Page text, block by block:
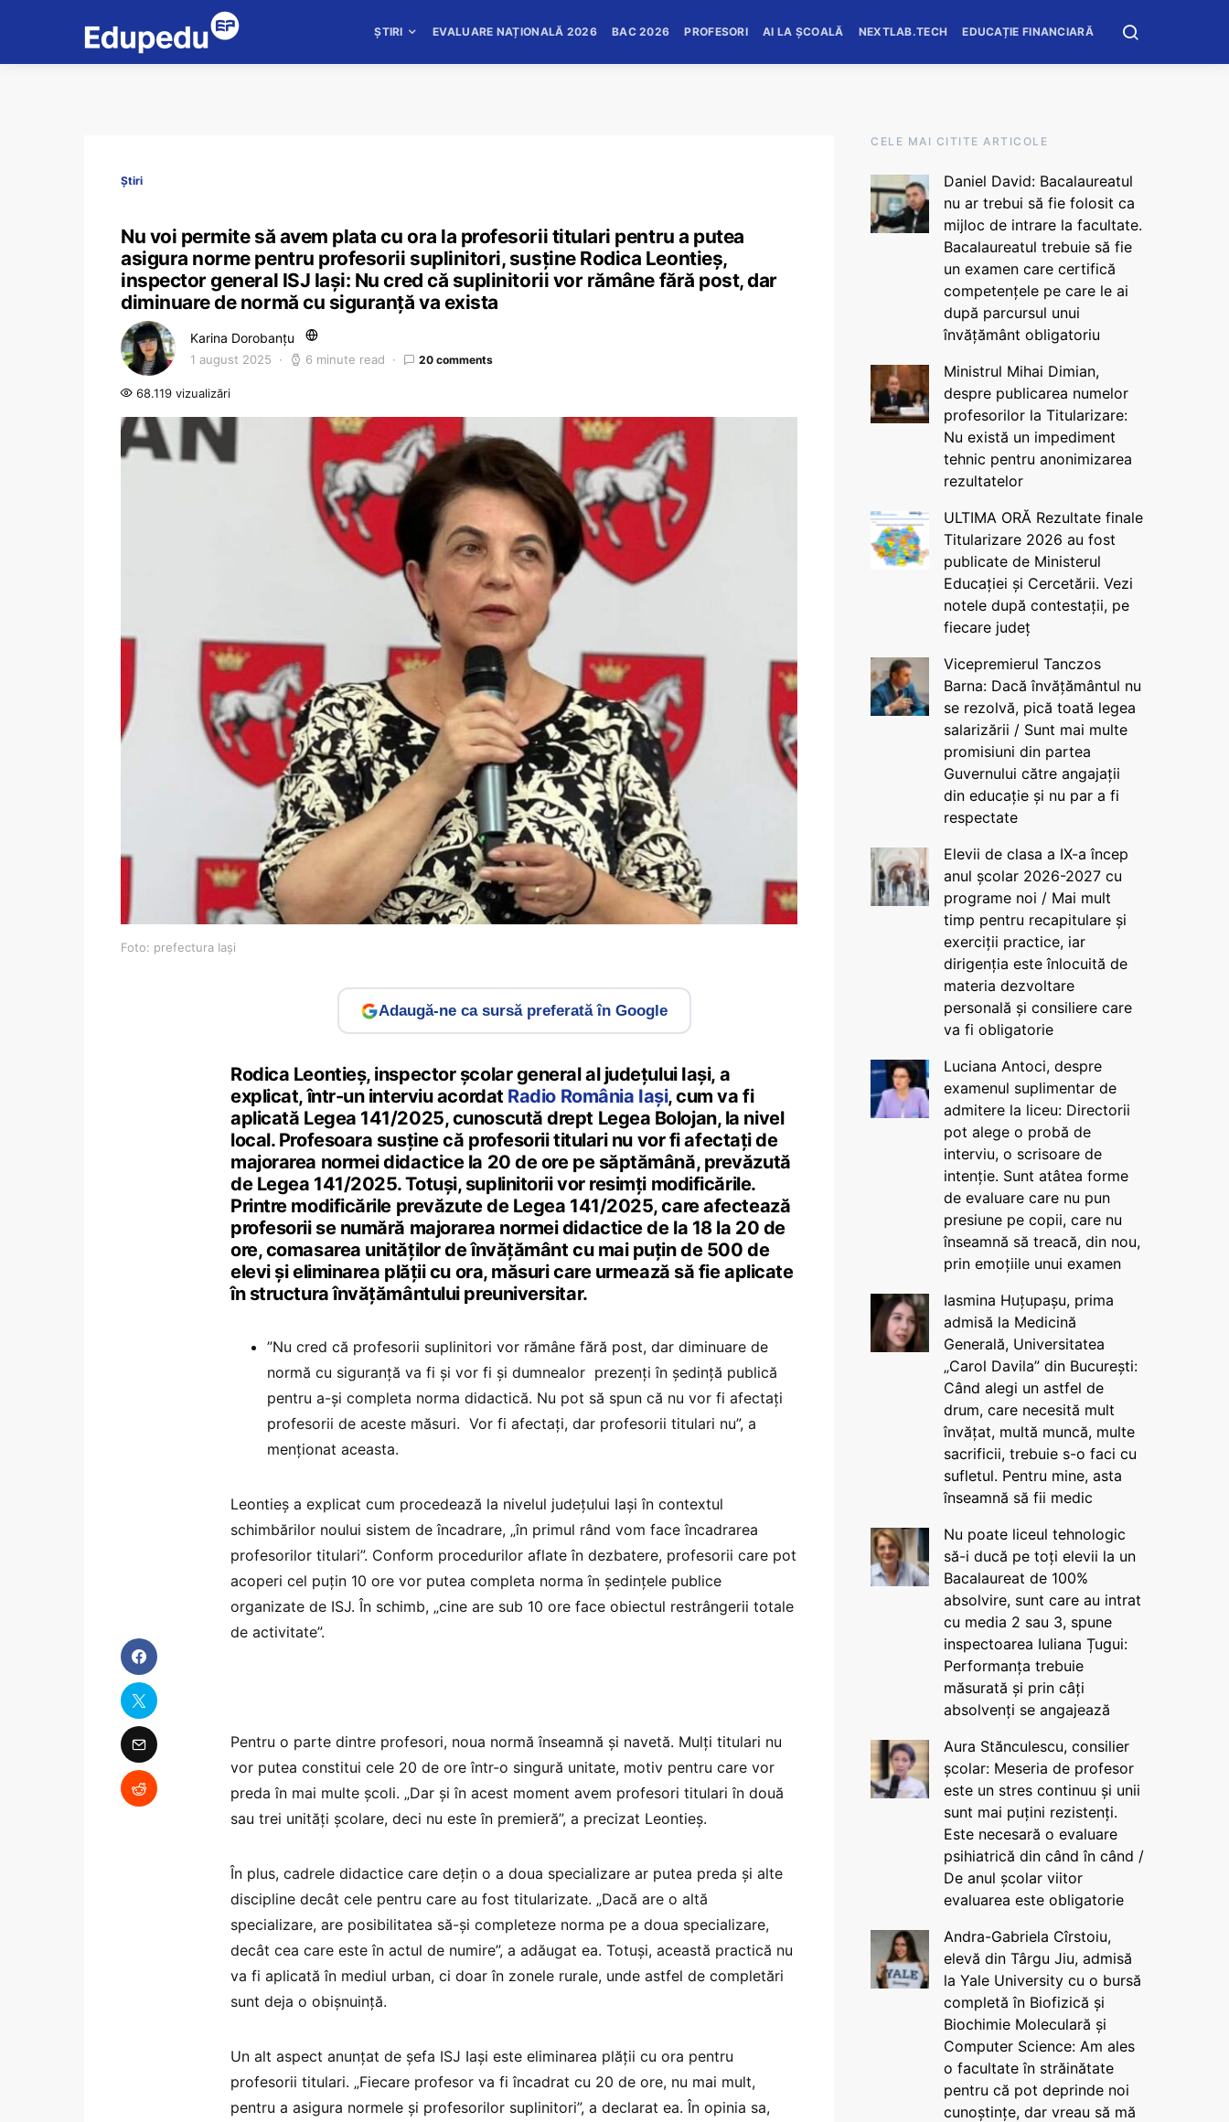
ȘTIRI EVALUARE NAȚIONALĂ 2026 BAC 2026 PROFESORI AI LA ȘCOALĂ NEXTLAB.TECH EDUCAȚIE FINANCIARĂ
Știri
Nu voi permite să avem plata cu ora la profesorii titulari pentru a putea
asigura norme pentru profesorii suplinitori, susține Rodica Leontieș,
inspector general ISJ Iași: Nu cred că suplinitorii vor rămâne fără post, dar
diminuare de normă cu siguranță va exista
Karina Dorobanțu
1 august 2025 6 minute read 20 comments
68.119 vizualizări
Foto: prefectura Iași
Adaugă-ne ca sursă preferată în Google
Rodica Leontieș, inspector școlar general al județului Iași, a
explicat, într-un interviu acordat Radio România Iași, cum va fi
aplicată Legea 141/2025, cunoscută drept Legea Bolojan, la nivel
local. Profesoara susține că profesorii titulari nu vor fi afectați de
majorarea normei didactice la 20 de ore pe săptămână, prevăzută
de Legea 141/2025. Totuși, suplinitorii vor resimți modificările.
Printre modificările prevăzute de Legea 141/2025, care afectează
profesorii se numără majorarea normei didactice de la 18 la 20 de
ore, comasarea unităților de învățământ cu mai puțin de 500 de
elevi și eliminarea plății cu ora, măsuri care urmează să fie aplicate
în structura învățământului preuniversitar.
”Nu cred că profesorii suplinitori vor rămâne fără post, dar diminuare de
normă cu siguranță va fi și vor fi și dumnealor prezenți în ședință publică
pentru a-și completa norma didactică. Nu pot să spun că nu vor fi afectați
profesorii de aceste măsuri. Vor fi afectați, dar profesorii titulari nu”, a
menționat aceasta.
Leontieș a explicat cum procedează la nivelul județului Iași în contextul
schimbărilor noului sistem de încadrare, „în primul rând vom face încadrarea
profesorilor titulari”. Conform procedurilor aflate în dezbatere, profesorii care pot
acoperi cel puțin 10 ore vor putea completa norma în ședințele publice
organizate de ISJ. În schimb, „cine are sub 10 ore face obiectul restrângerii totale
de activitate”.
Pentru o parte dintre profesori, noua normă înseamnă și navetă. Mulți titulari nu
vor putea constitui cele 20 de ore într-o singură unitate, motiv pentru care vor
preda în mai multe școli. „Dar și în acest moment avem profesori titulari în două
sau trei unități școlare, deci nu este în premieră”, a precizat Leontieș.
În plus, cadrele didactice care dețin o a doua specializare ar putea preda și alte
discipline decât cele pentru care au fost titularizate. „Dacă are o altă
specializare, are posibilitatea să-și completeze norma pe a doua specializare,
decât cea care este în actul de numire”, a adăugat ea. Totuși, această practică nu
va fi aplicată în mediul urban, ci doar în zonele rurale, unde astfel de completări
sunt deja o obișnuință.
Un alt aspect anunțat de șefa ISJ Iași este eliminarea plății cu ora pentru
profesorii titulari. „Fiecare profesor va fi încadrat cu 20 de ore, nu mai mult,
pentru a asigura normele și profesorilor suplinitori”, a declarat ea. În opinia sa,
CELE MAI CITITE ARTICOLE
Daniel David: Bacalaureatul
nu ar trebui să fie folosit ca
mijloc de intrare la facultate.
Bacalaureatul trebuie să fie
un examen care certifică
competențele pe care le ai
după parcursul unui
învățământ obligatoriu
Ministrul Mihai Dimian,
despre publicarea numelor
profesorilor la Titularizare:
Nu există un impediment
tehnic pentru anonimizarea
rezultatelor
ULTIMA ORĂ Rezultate finale
Titularizare 2026 au fost
publicate de Ministerul
Educației și Cercetării. Vezi
notele după contestații, pe
fiecare județ
Vicepremierul Tanczos
Barna: Dacă învățământul nu
se rezolvă, pică toată legea
salarizării / Sunt mai multe
promisiuni din partea
Guvernului către angajații
din educație și nu par a fi
respectate
Elevii de clasa a IX-a încep
anul școlar 2026-2027 cu
programe noi / Mai mult
timp pentru recapitulare și
exerciții practice, iar
dirigenția este înlocuită de
materia dezvoltare
personală și consiliere care
va fi obligatorie
Luciana Antoci, despre
examenul suplimentar de
admitere la liceu: Directorii
pot alege o probă de
interviu, o scrisoare de
intenție. Sunt atâtea forme
de evaluare care nu pun
presiune pe copii, care nu
înseamnă să treacă, din nou,
prin emoțiile unui examen
Iasmina Huțupașu, prima
admisă la Medicină
Generală, Universitatea
„Carol Davila” din București:
Când alegi un astfel de
drum, care necesită mult
învățat, multă muncă, multe
sacrificii, trebuie s-o faci cu
sufletul. Pentru mine, asta
înseamnă să fii medic
Nu poate liceul tehnologic
să-i ducă pe toți elevii la un
Bacalaureat de 100%
absolvire, sunt care au intrat
cu media 2 sau 3, spune
inspectoarea Iuliana Țugui:
Performanța trebuie
măsurată și prin câți
absolvenți se angajează
Aura Stănculescu, consilier
școlar: Meseria de profesor
este un stres continuu și unii
sunt mai puțini rezistenți.
Este necesară o evaluare
psihiatrică din când în când /
De anul școlar viitor
evaluarea este obligatorie
Andra-Gabriela Cîrstoiu,
elevă din Târgu Jiu, admisă
la Yale University cu o bursă
completă în Biofizică și
Biochimie Moleculară și
Computer Science: Am ales
o facultate în străinătate
pentru că pot deprinde noi
cunoștințe, dar vreau să mă